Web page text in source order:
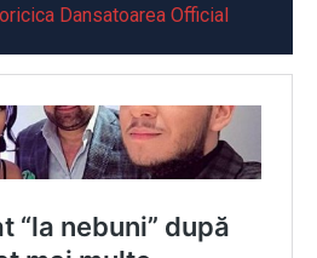
Dansatoarea Official